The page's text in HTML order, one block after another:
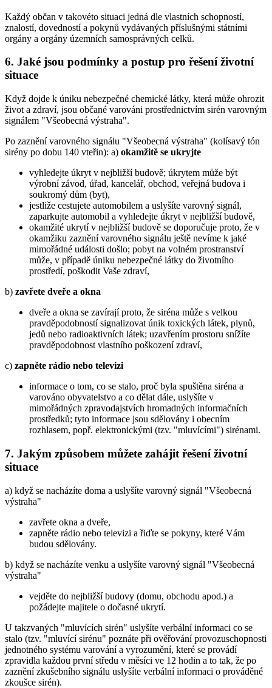
Každý občan v takovéto situaci jedná dle vlastních schopností,
znalostí, dovedností a pokynů vydávaných příslušnými státními
orgány a orgány územních samosprávných celků.
6. Jaké jsou podmínky a postup pro řešení životní
situace
Když dojde k úniku nebezpečné chemické látky, která může ohrozit
život a zdraví, jsou občané varováni prostřednictvím sirén varovným
signálem "Všeobecná výstraha".
Po zaznění varovného signálu "Všeobecná výstraha" (kolísavý tón
sirény po dobu 140 vteřin): a) okamžitě se ukryjte
vyhledejte úkryt v nejbližší budově; úkrytem může být
výrobní závod, úřad, kancelář, obchod, veřejná budova i
soukromý dům (byt),
jestliže cestujete automobilem a uslyšíte varovný signál,
zaparkujte automobil a vyhledejte úkryt v nejbližší budově,
okamžité ukrytí v nejbližší budově se doporučuje proto, že v
okamžiku zaznění varovného signálu ještě nevíme k jaké
mimořádné události došlo; pobyt na volném prostranství
může, v případě úniku nebezpečné látky do životního
prostředí, poškodit Vaše zdraví,
b) zavřete dveře a okna
dveře a okna se zavírají proto, že siréna může s velkou
pravděpodobností signalizovat únik toxických látek, plynů,
jedů nebo radioaktivních látek; uzavřením prostoru snížíte
pravděpodobnost vlastního poškození zdraví,
c) zapněte rádio nebo televizi
informace o tom, co se stalo, proč byla spuštěna siréna a
varováno obyvatelstvo a co dělat dále, uslyšíte v
mimořádných zpravodajstvích hromadných informačních
prostředků; tyto informace jsou sdělovány i obecním
rozhlasem, popř. elektronickými (tzv. "mluvícími") sirénami.
7. Jakým způsobem můžete zahájit řešení životní
situace
a) když se nacházíte doma a uslyšíte varovný signál "Všeobecná
výstraha"
zavřete okna a dveře,
zapněte rádio nebo televizi a řiďte se pokyny, které Vám
budou sdělovány.
b) když se nacházíte venku a uslyšíte varovný signál "Všeobecná
výstraha"
vejděte do nejbližší budovy (domu, obchodu apod.) a
požádejte majitele o dočasné ukrytí.
U takzvaných "mluvících sirén" uslyšíte verbální informaci co se
stalo (tzv. "mluvící sirénu" poznáte při ověřování provozuschopnosti
jednotného systému varování a vyrozumění, které se provádí
zpravidla každou první středu v měsíci ve 12 hodin a to tak, že po
zaznění zkušebního signálu uslyšíte verbální informaci o prováděné
zkoušce sirén).